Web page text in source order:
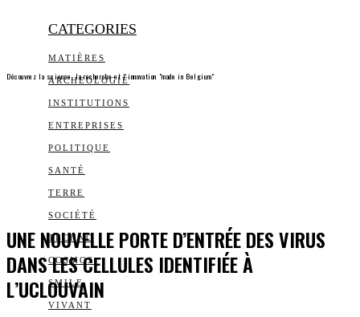
CATEGORIES
MATIÈRES
ARCHEOLOGIE
INSTITUTIONS
ENTREPRISES
POLITIQUE
SANTÉ
TERRE
SOCIÉTÉ
TECHNO
COSMOS
SMILE
VIVANT
Découvrez la science, la recherche et l’innovation "made in Belgium"
UNE NOUVELLE PORTE D’ENTRÉE DES VIRUS
DANS LES CELLULES IDENTIFIÉE À
L’UCLOUVAIN